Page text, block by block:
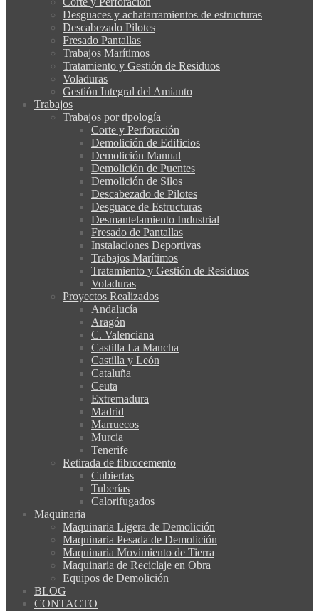
Desguaces y achatarramientos de estructuras
Descabezado Pilotes
Fresado Pantallas
Trabajos Marítimos
Tratamiento y Gestión de Residuos
Voladuras
Gestión Integral del Amianto
Trabajos
Trabajos por tipología
Corte y Perforación
Demolición de Edificios
Demolición Manual
Demolición de Puentes
Demolición de Silos
Descabezado de Pilotes
Desguace de Estructuras
Desmantelamiento Industrial
Fresado de Pantallas
Instalaciones Deportivas
Trabajos Marítimos
Tratamiento y Gestión de Residuos
Voladuras
Proyectos Realizados
Andalucía
Aragón
C. Valenciana
Castilla La Mancha
Castilla y León
Cataluña
Ceuta
Extremadura
Madrid
Marruecos
Murcia
Tenerife
Retirada de fibrocemento
Cubiertas
Tuberías
Calorifugados
Maquinaria
Maquinaria Ligera de Demolición
Maquinaria Pesada de Demolición
Maquinaria Movimiento de Tierra
Maquinaria de Reciclaje en Obra
Equipos de Demolición
BLOG
CONTACTO